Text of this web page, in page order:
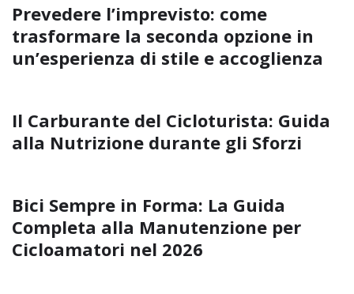
Prevedere l’imprevisto: come
trasformare la seconda opzione in
un’esperienza di stile e accoglienza
Il Carburante del Cicloturista: Guida
alla Nutrizione durante gli Sforzi
Bici Sempre in Forma: La Guida
Completa alla Manutenzione per
Cicloamatori nel 2026